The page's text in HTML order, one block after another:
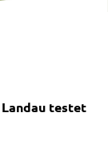
testet